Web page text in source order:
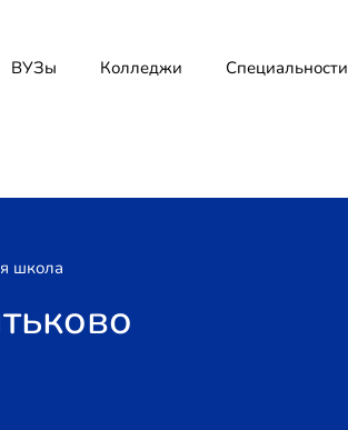
ВУЗы Колледжи Специальности
школа